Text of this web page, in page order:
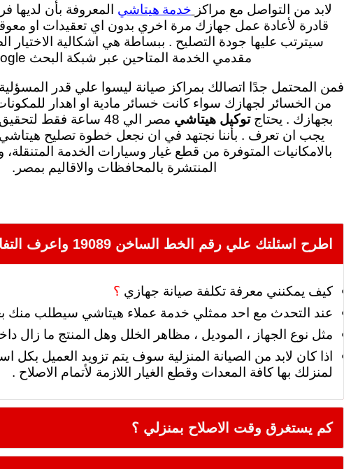
لابد من التواصل مع مراكز خدمة هيتاشي المعروفة بأن
قادرة لأعادة عمل جهازك مرة اخري بدون اي تعقيدات او
سيترتب عليها جودة التصليح . ببساطة هي اشكالية الاختيار
مقدمي الخدمة المتاحين عبر شبكة البحث google .
فمن المحتمل جدًا اتصالك بمراكز صيانة ليسوا علي قدر
من الخسائر لجهازك سواء كانت خسائر مادية او اهدار
بجهازك . يحتاجتوكيل هيتاشي
مصر الي 48 ساعة فقط
يجب ان تعرف . بأننا نجتهد في ان نجعل خطوة تصليح
بالامكانيات المتوفرة من قطع غيار وسيارات الخدمة
المنتشرة بالمحافظات والاقاليم بمصر.
اطرح اسئلتك علي رقم الخط الساخن 19089 واعرف التفاصيل
كيف يمكنني معرفة تكلفة صيانة جهازي ؟
عند
التحدث مع احد ممثلي خدمة عملاء هيتاشي سيطلب منك
مثل نوع الجهاز ، الموديل ، مظاهر الخلل وهل المنتج ما
اذا كان لابد من الصيانة المنزلية سوف يتم تزويد العميل
لمنزلك بها كافة المعدات وقطع الغيار اللازمة لأتمام الاصلاح .
كم يستغرق وقت الاصلاح بمنزلي ؟